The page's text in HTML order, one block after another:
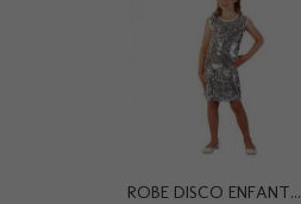
ROBE DISCO ENFANT...